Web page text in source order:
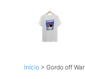
Início > Gordo off War